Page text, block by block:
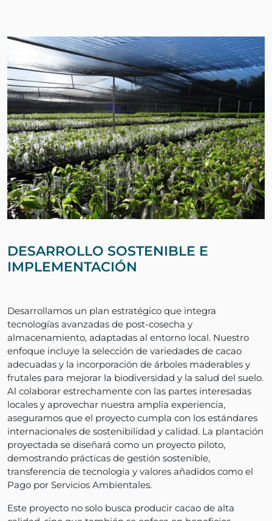
DESARROLLO SOSTENIBLE E
IMPLEMENTACIÓN
Desarrollamos un plan estratégico que integra
tecnologías avanzadas de post-cosecha y
almacenamiento, adaptadas al entorno local. Nuestro
enfoque incluye la selección de variedades de cacao
adecuadas y la incorporación de árboles maderables y
frutales para mejorar la biodiversidad y la salud del suelo.
Al colaborar estrechamente con las partes interesadas
locales y aprovechar nuestra amplia experiencia,
aseguramos que el proyecto cumpla con los estándares
internacionales de sostenibilidad y calidad. La plantación
proyectada se diseñará como un proyecto piloto,
demostrando prácticas de gestión sostenible,
transferencia de tecnología y valores añadidos como el
Pago por Servicios Ambientales.
Este proyecto no solo busca producir cacao de alta